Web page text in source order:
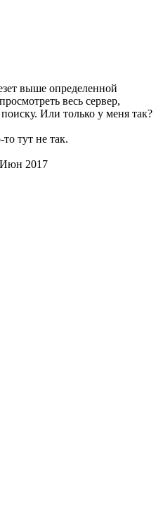
выше определенной
весь сервер,
Или только у меня так?
тут не так.
2017